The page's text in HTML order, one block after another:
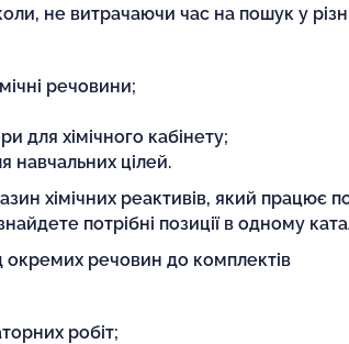
не витрачаючи час на пошук у
речовини;
для хімічного кабінету;
навчальних цілей.
хімічних реактивів, який працює по
потрібні позиції в одному
окремих речовин до комплектів
робіт;